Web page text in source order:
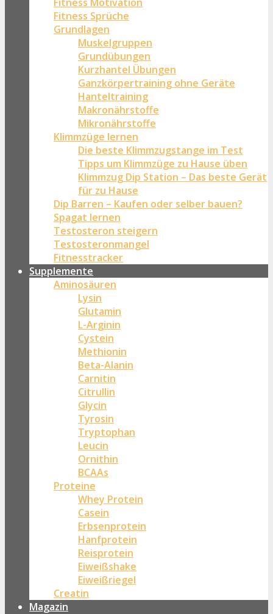
Fitness Sprüche
Grundlagen
Muskelgruppen
Grundübungen
Kurzhantel Übungen
Ganzkörpertraining ohne Geräte
Hanteltraining
Makronährstoffe
Mikronährstoffe
Klimmzüge lernen
Die beste Klimmzugstange im Test
Tipps um Klimmzüge zu Hause üben
Klimmzug Dip Station – Das beste Gerät
für zu Hause
Dip Barren – Kaufen oder selber bauen?
Spagat lernen
Testosteron steigern
Testosteronmangel
Fitnesstracker
Supplemente
Aminosäuren
Lysin
Glutamin
L-Arginin
Cystein
Methionin
Beta-Alanin
Carnitin
Citrullin
Glycin
Tyrosin
Tryptophan
Leucin
Ornithin
BCAAs
Proteine
Whey Protein
Casein
Erbsenprotein
Hanfprotein
Reisprotein
Eiweißshake
Eiweißriegel
Creatin
Magazin